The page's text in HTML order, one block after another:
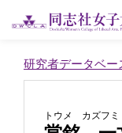
研究者データベー
トウメ カズフミ